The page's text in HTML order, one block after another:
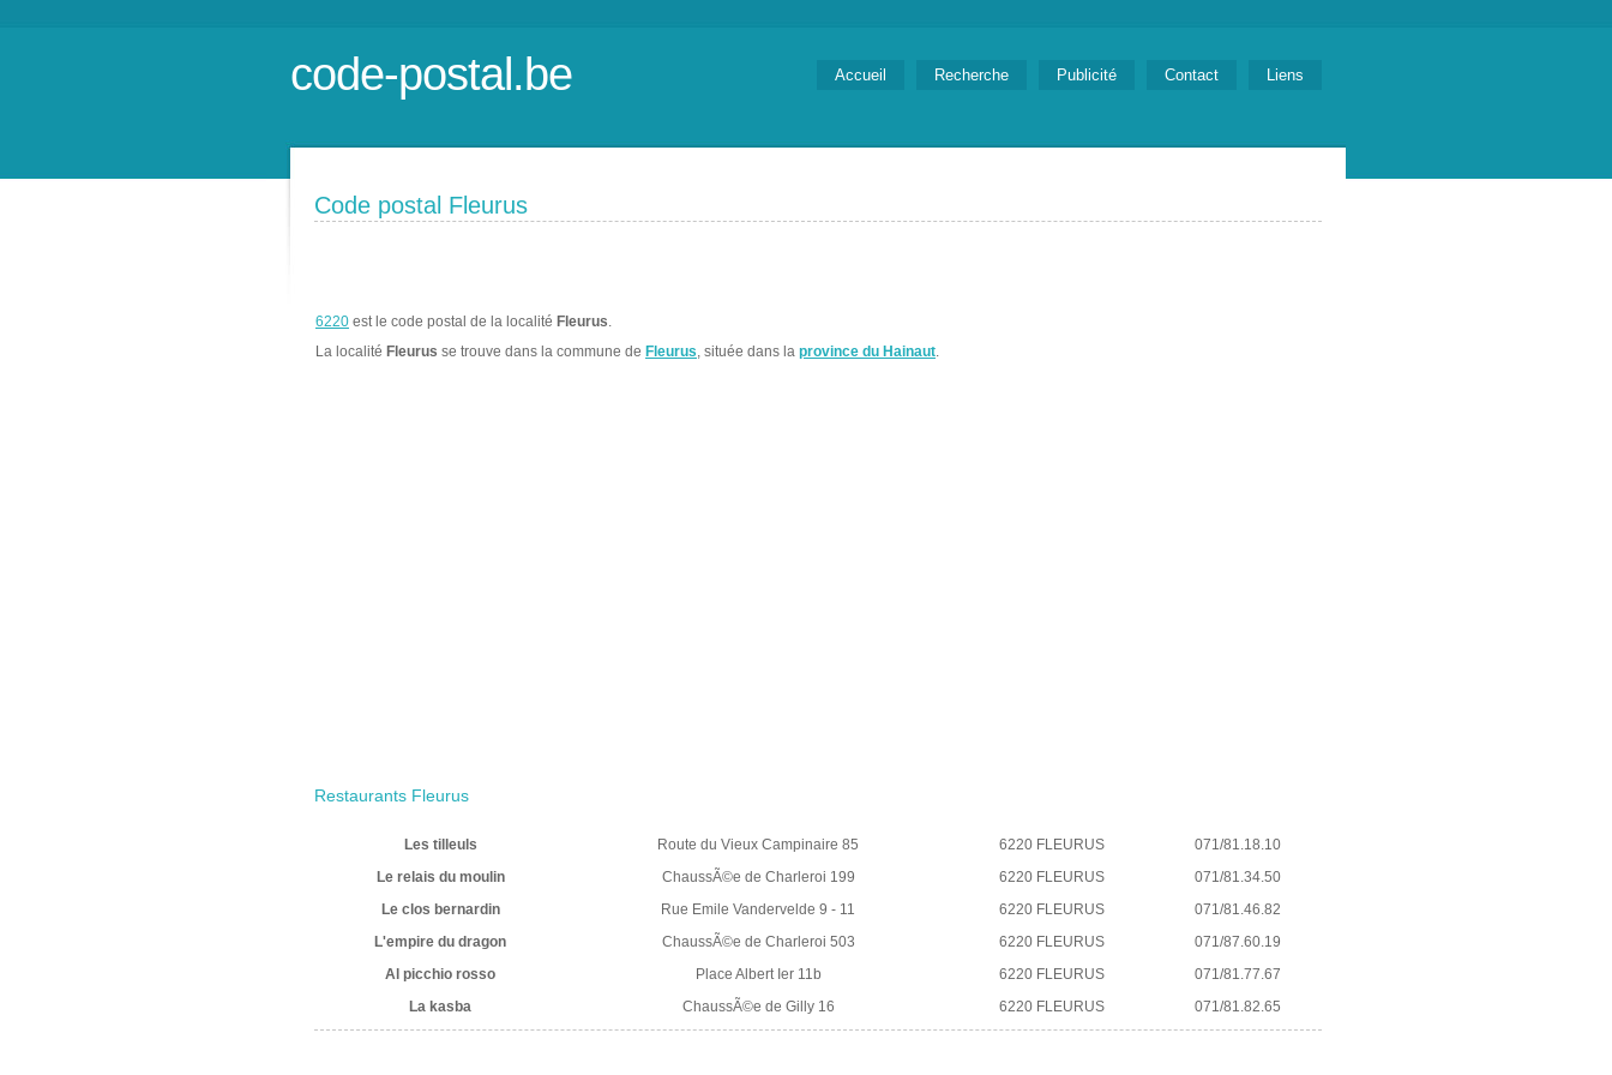
code-postal.be Accueil Recherche Publicité Contact Liens
Code postal Fleurus
6220 est le code postal de la localité Fleurus.
La localité Fleurus se trouve dans la commune de Fleurus, située dans la province du Hainaut.
Restaurants Fleurus
Les tilleuls Route du Vieux Campinaire 85 6220 FLEURUS
071/81.18.10
Le relais du moulin
ChaussÃ©e de Charleroi 199 6220 FLEURUS
071/81.34.50
Le clos bernardin
Rue Emile Vandervelde 9 - 11 6220 FLEURUS
071/81.46.82
L'empire du dragon
ChaussÃ©e de Charleroi 503 6220 FLEURUS
071/87.60.19
Al picchio rosso
Place Albert Ier 11b 6220 FLEURUS
071/81.77.67
La kasba
ChaussÃ©e de Gilly 16 6220 FLEURUS 071/81.82.65